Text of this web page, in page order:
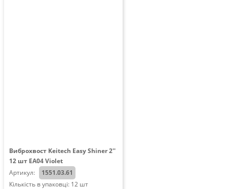
Виброхвост Keitech Easy Shiner 2''
12 шт EA04 Violet
Артикул:
1551.03.61
Кількість в упаковці: 12 шт